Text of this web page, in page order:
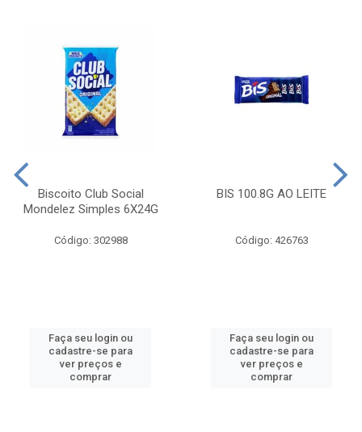
Biscoito Club Social
Mondelez Simples 6X24G
Código: 302988
Faça seu login ou
cadastre-se para
ver preços e
comprar
BIS 100.8G AO LEITE
Código: 426763
Faça seu login ou
cadastre-se para
ver preços e
comprar